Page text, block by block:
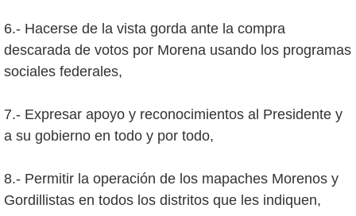
6.- Hacerse de la vista gorda ante la compra
descarada de votos por Morena usando los programas
sociales federales,
7.- Expresar apoyo y reconocimientos al Presidente y
a su gobierno en todo y por todo,
8.- Permitir la operación de los mapaches Morenos y
Gordillistas en todos los distritos que les indiquen,